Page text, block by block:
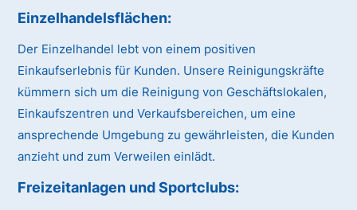
Einzelhandelsflächen:
Der Einzelhandel lebt von einem positiven
Einkaufserlebnis für Kunden. Unsere Reinigungskräfte
kümmern sich um die Reinigung von Geschäftslokalen,
Einkaufszentren und Verkaufsbereichen, um eine
ansprechende Umgebung zu gewährleisten, die Kunden
anzieht und zum Verweilen einlädt.
Freizeitanlagen und Sportclubs: